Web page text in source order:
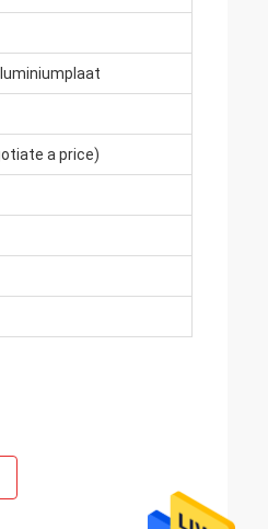
a price)